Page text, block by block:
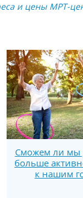
и цены МРТ-
Сможем ли мы
больше
к нашим